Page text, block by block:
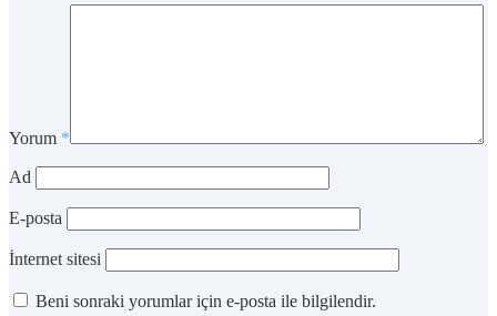
Yorum *
Ad
E-posta
İnternet sitesi
Beni sonraki yorumlar için e-posta ile bilgilendir.